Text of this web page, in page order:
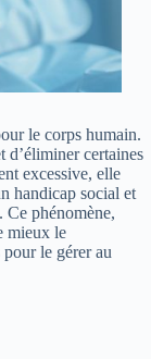
le corps humain.
d’éliminer certaines
excessive, elle
handicap social et
Ce phénomène,
mieux le
le gérer au